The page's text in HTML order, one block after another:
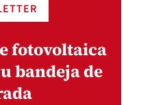
fotovoltaica
bandeja de